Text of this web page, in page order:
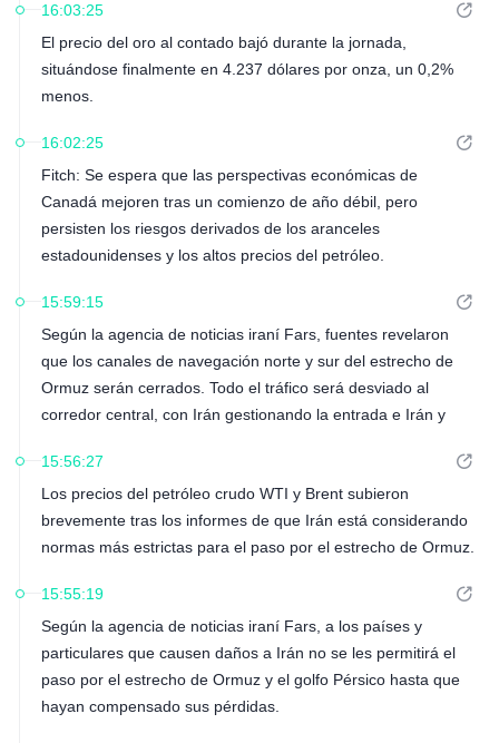
necesidad de seguir adoptando medidas para prevenir
accidentes nucleares durante los conflictos militares.
16:03:25
El precio del oro al contado bajó durante la jornada,
situándose finalmente en 4.237 dólares por onza, un 0,2%
menos.
16:02:25
Fitch: Se espera que las perspectivas económicas de
Canadá mejoren tras un comienzo de año débil, pero
persisten los riesgos derivados de los aranceles
estadounidenses y los altos precios del petróleo.
15:59:15
Según la agencia de noticias iraní Fars, fuentes revelaron
que los canales de navegación norte y sur del estrecho de
Ormuz serán cerrados. Todo el tráfico será desviado al
corredor central, con Irán gestionando la entrada e Irán y
15:56:27
Los precios del petróleo crudo WTI y Brent subieron
brevemente tras los informes de que Irán está considerando
normas más estrictas para el paso por el estrecho de Ormuz.
15:55:19
Según la agencia de noticias iraní Fars, a los países y
particulares que causen daños a Irán no se les permitirá el
paso por el estrecho de Ormuz y el golfo Pérsico hasta que
hayan compensado sus pérdidas.